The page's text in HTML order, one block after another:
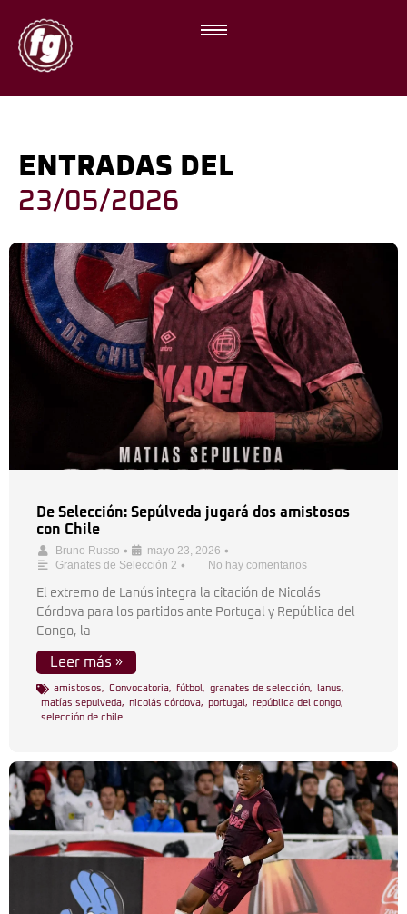
ENTRADAS DEL
23/05/2026
De Selección: Sepúlveda jugará dos amistosos
con Chile
Bruno Russo • mayo 23, 2026 •
Granates de Selección 2 • No hay comentarios
El extremo de Lanús integra la citación de Nicolás
Córdova para los partidos ante Portugal y República del
Congo, la
Leer más »
amistosos, Convocatoria, fútbol , granates de selección, lanus,
matías sepulveda, nicolás córdova, portugal , república del congo,
selección de chile